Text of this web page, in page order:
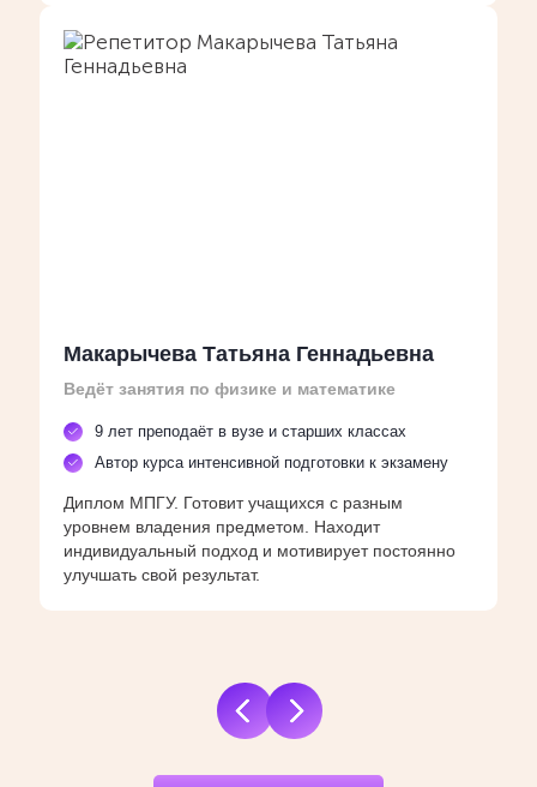
Макарычева Татьяна Геннадьевна
Ведёт занятия по физике и математике
9 лет преподаёт в вузе и старших классах
Автор курса интенсивной подготовки к экзамену
Диплом МПГУ. Готовит учащихся с разным
уровнем владения предметом. Находит
индивидуальный подход и мотивирует постоянно
улучшать свой результат.